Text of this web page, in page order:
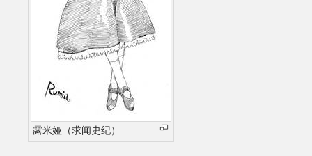
露米娅（求闻史纪）